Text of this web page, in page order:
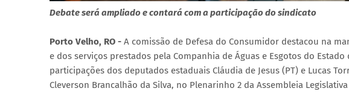
Debate será ampliado e contará com a participação do sindicato
Porto Velho, RO - A comissão de Defesa do Consumidor destacou na
e dos serviços prestados pela Companhia de Águas e Esgotos do
participações dos deputados estaduais Cláudia de Jesus (PT) e Lucas
Cleverson Brancalhão da Silva, no Plenarinho 2 da Assembleia